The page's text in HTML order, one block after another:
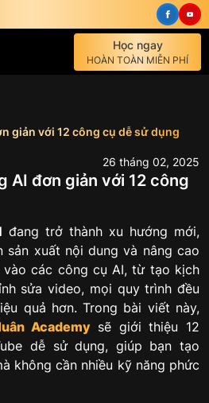
Học ngay
HOÀN TOÀN MIỄN PHÍ
giản với 12 công cụ dễ sử dụng
26 tháng 02, 2025
AI đơn giản với 12 công
đang trở thành xu hướng mới,
sản xuất nội dung và nâng cao
các công cụ AI, từ tạo kịch
sửa video, mọi quy trình đều
quả hơn. Trong bài viết này,
Academysẽ giới thiệu 12
dễ sử dụng, giúp bạn tạo
không cần nhiều kỹ năng phức